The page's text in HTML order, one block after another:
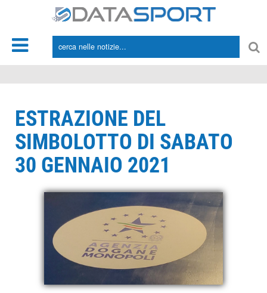
ESTRAZIONE DEL
SIMBOLOTTO DI SABATO
30 GENNAIO 2021